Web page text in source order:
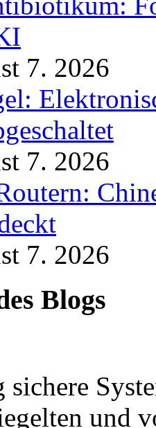
7. 2026
7. 2026
7. 2026
Blogs
sichere
und